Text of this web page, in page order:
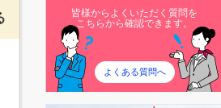
皆様からよくいただく質問を
こちらから確認できます。
よくある質問へ